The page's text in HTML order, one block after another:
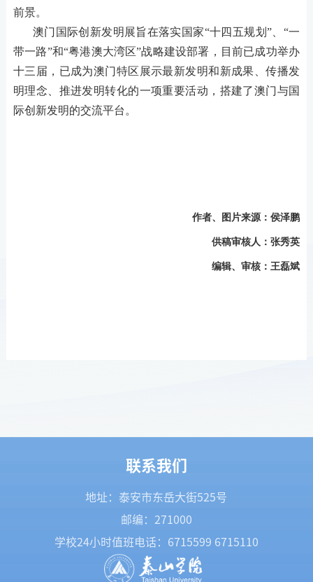
前景。
澳门国际创新发明展旨在落实国家“十四五规划”、“一
带一路”和“粤港澳大湾区”战略建设部署，目前已成功举办
十三届，已成为澳门特区展示最新发明和新成果、传播发
明理念、推进发明转化的一项重要活动，搭建了澳门与国
际创新发明的交流平台。
作者、图片来源：侯泽鹏
供稿审核人：张秀英
编辑、审核：王磊斌
联系我们
地址：泰安市东岳大街525号
邮编：271000
学校24小时值班电话： 6715599 6715110